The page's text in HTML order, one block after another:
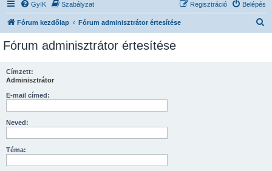
GyIK Szabályzat Belépés
Regisztráció
Fórum kezdőlap Fórum adminisztrátor értesítése
Fórum adminisztrátor értesítése
Címzett:
Adminisztrátor
E-mail címed:
Neved:
Téma: